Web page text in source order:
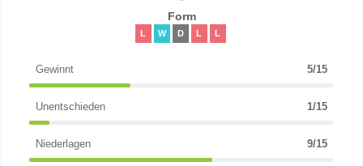
Form
L W D L L
Gewinnt 5/15
Unentschieden 1/15
Niederlagen 9/15